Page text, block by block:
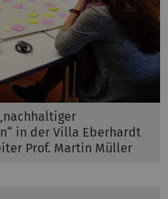
in der Villa Eberhardt
Prof. Martin Müller